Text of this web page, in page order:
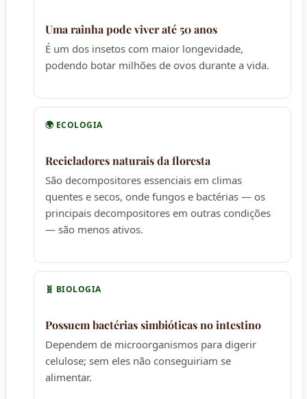
Uma rainha pode viver até 50 anos
É um dos insetos com maior longevidade,
podendo botar milhões de ovos durante a vida.
🌍 ECOLOGIA
Recicladores naturais da floresta
São decompositores essenciais em climas
quentes e secos, onde fungos e bactérias — os
principais decompositores em outras condições
— são menos ativos.
🧬 BIOLOGIA
Possuem bactérias simbióticas no intestino
Dependem de microorganismos para digerir
celulose; sem eles não conseguiriam se
alimentar.